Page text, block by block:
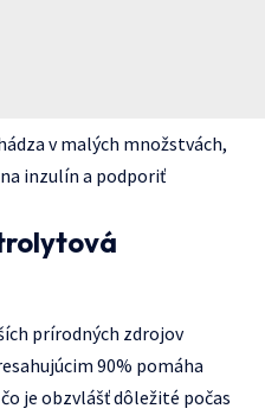
v malých množstvách,
inzulín a podporiť
prírodných zdrojov
90% pomáha
je obzvlášť dôležité počas